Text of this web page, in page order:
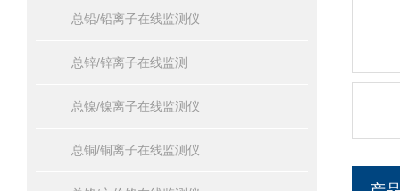
总铅/铅离子在线监测仪
总锌/锌离子在线监测
总镍/镍离子在线监测仪
总铜/铜离子在线监测仪